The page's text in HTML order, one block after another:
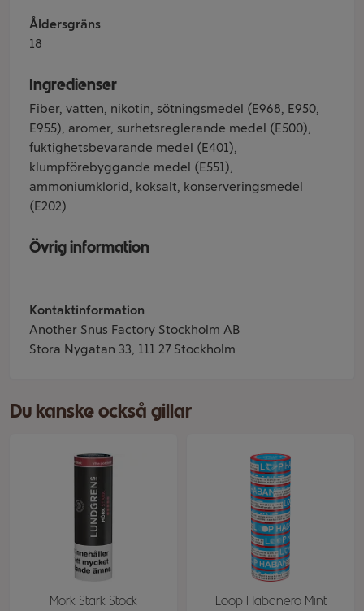
Åldersgräns
18
Ingredienser
Fiber, vatten, nikotin, sötningsmedel (E968, E950,
E955), aromer, surhetsreglerande medel (E500),
fuktighetsbevarande medel (E401),
klumpförebyggande medel (E551),
ammoniumklorid, koksalt, konserveringsmedel
(E202)
Övrig information
Kontaktinformation
Another Snus Factory Stockholm AB
Stora Nygatan 33, 111 27 Stockholm
Du kanske också gillar
Mörk Stark Stock
Loop Habanero Mint